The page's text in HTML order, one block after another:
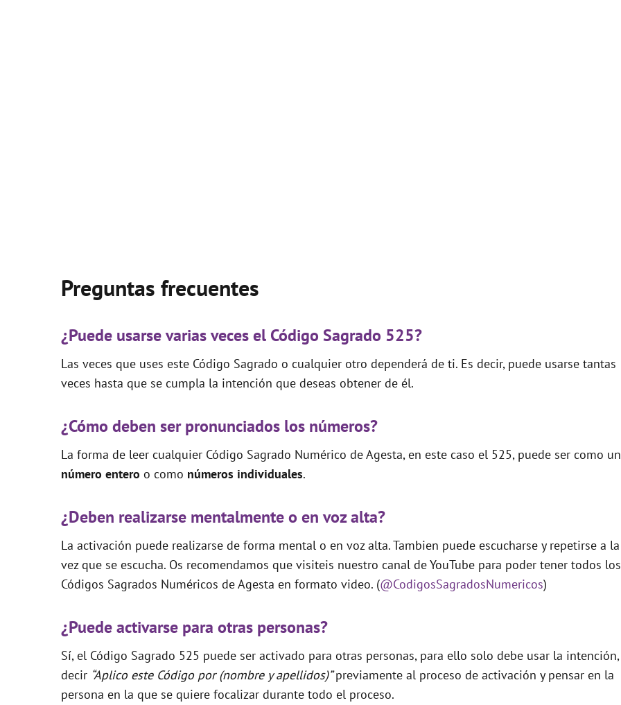
Preguntas frecuentes
¿Puede usarse varias veces el Código Sagrado 525?
Las veces que uses este Código Sagrado o cualquier otro dependerá de ti. Es decir, puede usarse tantas
veces hasta que se cumpla la intención que deseas obtener de él.
¿Cómo deben ser pronunciados los números?
La forma de leer cualquier Código Sagrado Numérico de Agesta, en este caso el 525, puede ser como un
número entero o como números individuales.
¿Deben realizarse mentalmente o en voz alta?
La activación puede realizarse de forma mental o en voz alta. Tambien puede escucharse y repetirse a la
vez que se escucha. Os recomendamos que visiteis nuestro canal de YouTube para poder tener todos los
Códigos Sagrados Numéricos de Agesta en formato video. (@CodigosSagradosNumericos)
¿Puede activarse para otras personas?
Sí, el Código Sagrado 525 puede ser activado para otras personas, para ello solo debe usar la intención,
decir “Aplico este Código por (nombre y apellidos)”previamente al proceso de activación y pensar en la
persona en la que se quiere focalizar durante todo el proceso.